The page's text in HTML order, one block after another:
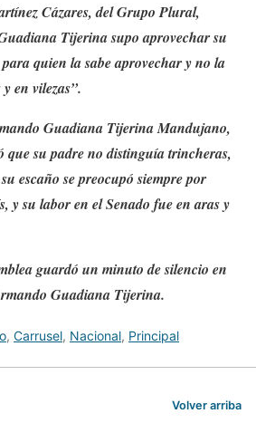
Cázares, del Grupo Plural,
Tijerina supo aprovechar su
quien la sabe aprovechar y no la
en vilezas”.
Guadiana Tijerina Mandujano,
que su padre no distinguía trincheras,
escaño se preocupó siempre por
y su labor en el Senado fue en aras y
guardó un minuto de silencio en
Guadiana Tijerina.
, Carrusel, Nacional, Principal
Volver arriba